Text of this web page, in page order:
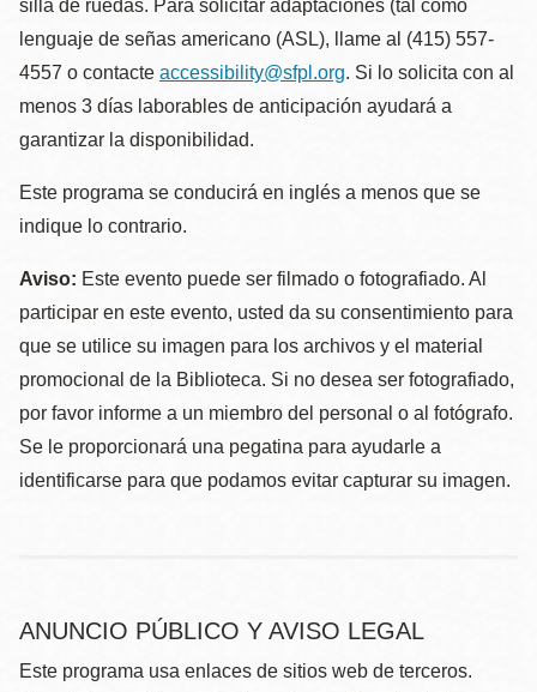
silla de ruedas. Para solicitar adaptaciones (tal como
lenguaje de señas americano (ASL), llame al (415) 557-
4557 o contacte accessibility@sfpl.org. Si lo solicita con al
menos 3 días laborables de anticipación ayudará a
garantizar la disponibilidad.
Este programa se conducirá en inglés a menos que se
indique lo contrario.
Aviso: Este evento puede ser filmado o fotografiado. Al
participar en este evento, usted da su consentimiento para
que se utilice su imagen para los archivos y el material
promocional de la Biblioteca. Si no desea ser fotografiado,
por favor informe a un miembro del personal o al fotógrafo.
Se le proporcionará una pegatina para ayudarle a
identificarse para que podamos evitar capturar su imagen.
ANUNCIO PÚBLICO Y AVISO LEGAL
Este programa usa enlaces de sitios web de terceros.